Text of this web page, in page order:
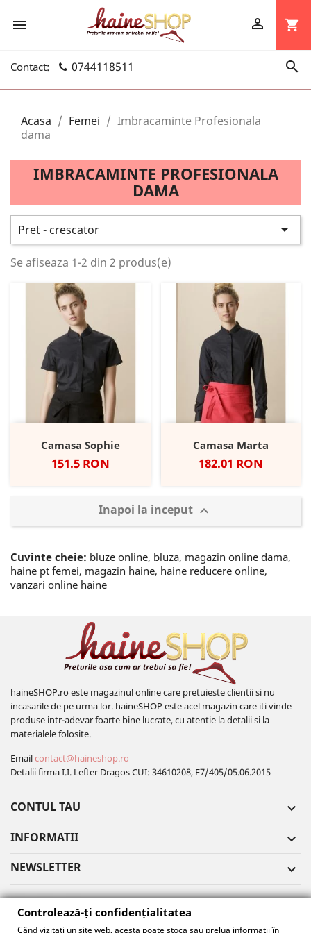
 shopping_cart

Contact: 0744118511 
Acasa Femei
Imbracaminte Profesionala
dama
IMBRACAMINTE PROFESIONALA
DAMA
Pret - crescator 
Se afiseaza 1-2 din 2 produs(e)
Camasa Sophie
Pret
151.5 RON
Camasa Marta
Pret
182.01 RON
Inapoi la inceput 
Cuvinte cheie: bluze online, bluza, magazin online dama,
haine pt femei, magazin haine, haine reducere online,
vanzari online haine
haineSHOP.ro este magazinul online care pretuieste clientii si nu
incasarile de pe urma lor. haineSHOP este acel magazin care iti vinde
produse intr-adevar foarte bine lucrate, cu atentie la detalii si la
materialele folosite.
Emailcontact@haineshop.ro
Detalii firma I.I. Lefter Dragos CUI: 34610208, F7/405/05.06.2015
CONTUL TAU 
INFORMATII 
NEWSLETTER 
Controlează-ți confidențialitatea
Când vizitați un site web, acesta poate stoca sau prelua informații în